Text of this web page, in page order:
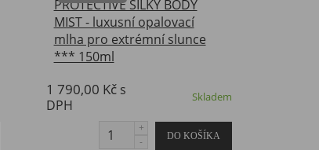
1 790,00 Kč s
DPH
Skladem